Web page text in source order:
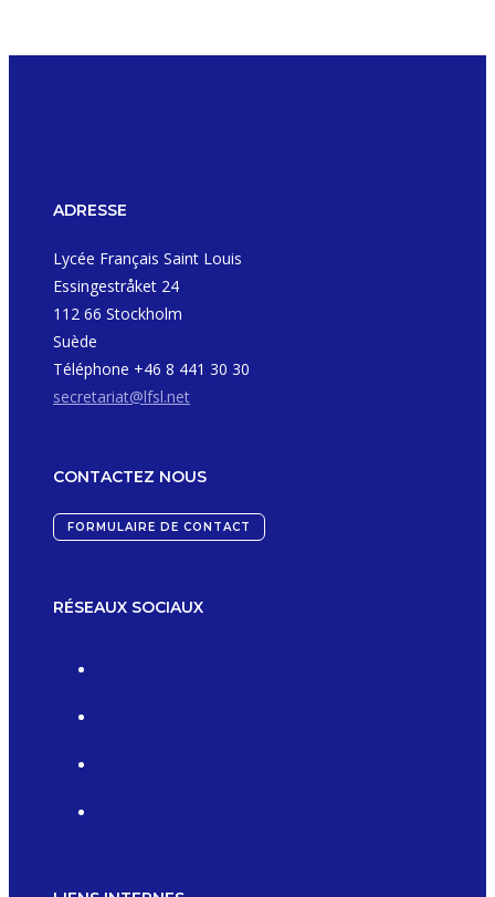
ADRESSE
Lycée Français Saint Louis
Essingestråket 24
112 66 Stockholm
Suède
Téléphone +46 8 441 30 30
secretariat@lfsl.net
CONTACTEZ NOUS
FORMULAIRE DE CONTACT
RÉSEAUX SOCIAUX